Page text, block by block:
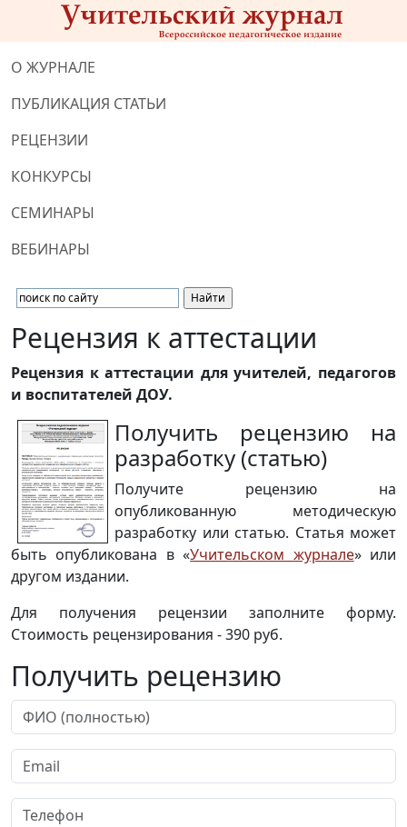
О ЖУРНАЛЕ
ПУБЛИКАЦИЯ СТАТЬИ
РЕЦЕНЗИИ
КОНКУРСЫ
СЕМИНАРЫ
ВЕБИНАРЫ
Рецензия к аттестации
Рецензия к аттестации для учителей, педагогов
и воспитателей ДОУ.
Получить рецензию на
разработку (статью)
Получите рецензию на
опубликованную методическую
разработку или статью. Статья может
быть опубликована в «Учительском журнале» или
другом издании.
Для получения рецензии заполните форму.
Стоимость рецензирования - 390 руб.
Получить рецензию